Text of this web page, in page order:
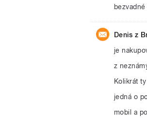
bezvadné
Denis z
je
z
Kolikrát
jedná o
mobil a